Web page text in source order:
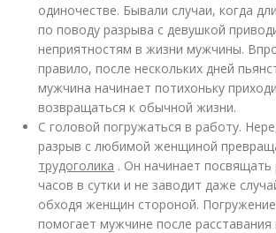
одиночестве. Бывали случаи, когда
по поводу разрыва с девушкой
неприятностям в жизни мужчины.
правило, после нескольких дней
мужчина начинает потихоньку
возвращаться к обычной жизни.
С головой погружаться в работу.
разрыв с любимой женщиной
трудоголика . Он начинает посвящать
часов в сутки и не заводит даже
обходя женщин стороной.
помогает мужчине после расставания